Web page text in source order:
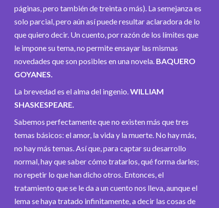
páginas, pero también de treinta o más). La semejanza es
solo parcial, pero aún así puede resultar aclaradora de lo
que quiero decir. Un cuento, por razón de los límites que
le impone su tema, no permite ensayar las mismas
novedades que son posibles en una novela. BAQUERO
GOYANES.
La brevedad es el alma del ingenio.WILLIAM
SHASKESPEARE.
Sabemos perfectamente que no existen más que tres
temas básicos: el amor, la vida y la muerte. No hay más,
no hay más temas. Así que, para captar su desarrollo
normal, hay que saber cómo tratarlos, qué forma darles;
no repetir lo que han dicho otros. Entonces, el
tratamiento que se le da a un cuento nos lleva, aunque el
lema se haya tratado infinitamente, a decir las cosas de